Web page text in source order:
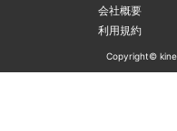
会社概要
利用規約
Copyright©